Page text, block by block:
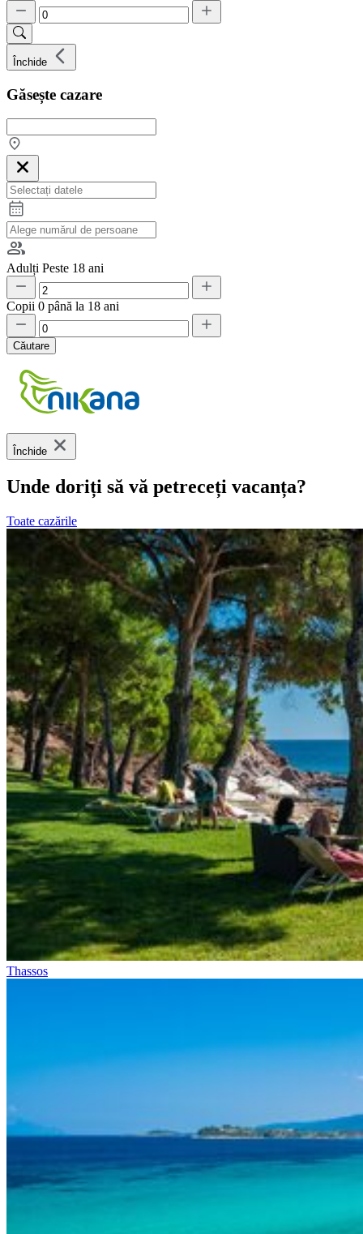
Închide
Găsește cazare
Adulți Peste 18 ani
Copii 0 până la 18 ani
Căutare
Închide
Unde doriți să vă petreceți vacanța?
Toate cazările
Thassos